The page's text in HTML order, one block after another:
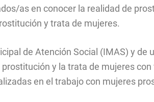
as en conocer la realidad de
y trata de mujeres.
de Atención Social (IMAS) y de
y la trata de mujeres
en el trabajo con mujeres